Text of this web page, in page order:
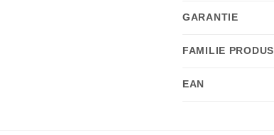
GARANTIE
FAMILIE PRODUS
EAN